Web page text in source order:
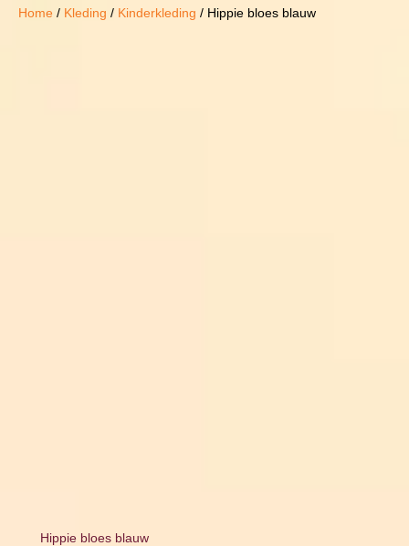
Home / Kleding / Kinderkleding / Hippie bloes blauw
Hippie bloes blauw